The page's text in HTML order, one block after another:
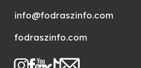
info@fodraszinfo.com
fodraszinfo.com